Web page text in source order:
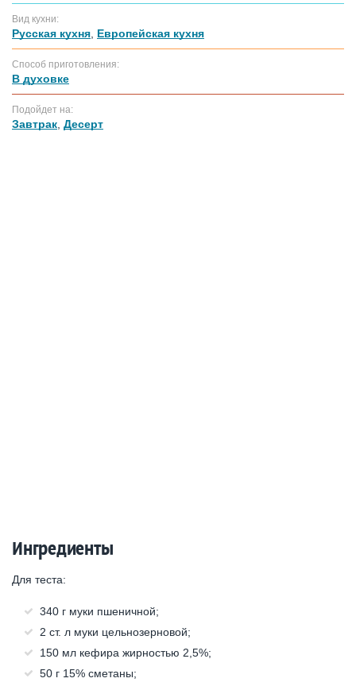
Вид кухни:
Русская кухня Европейская кухня
Способ приготовления:
В духовке
Подойдет на:
Завтрак Десерт
Ингредиенты
Для теста:
340 г муки пшеничной;
2 ст. л муки цельнозерновой;
150 мл кефира жирностью 2,5%;
50 г 15% сметаны;